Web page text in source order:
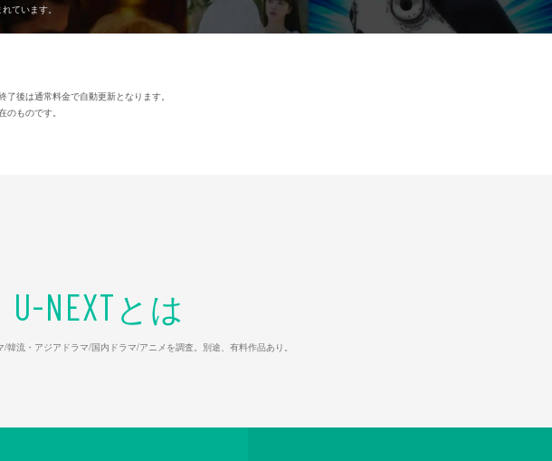
ています。
後は通常料金で自動更新となります。
ものです。
U-NEXTとは
流・アジアドラマ/国内ドラマ/アニメを調査。別途、有料作品あり。